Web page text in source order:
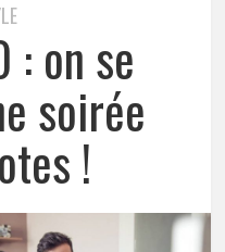
: on se
soirée
!